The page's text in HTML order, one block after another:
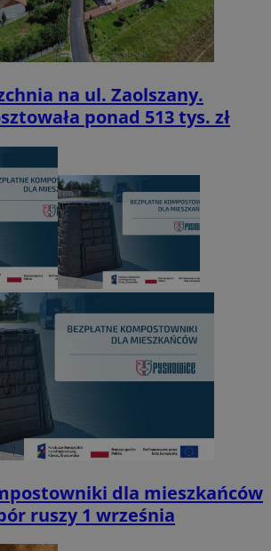
na ul. Zaolszany.
ponad 513 tys. zł
dla mieszkańców
ruszy 1 września